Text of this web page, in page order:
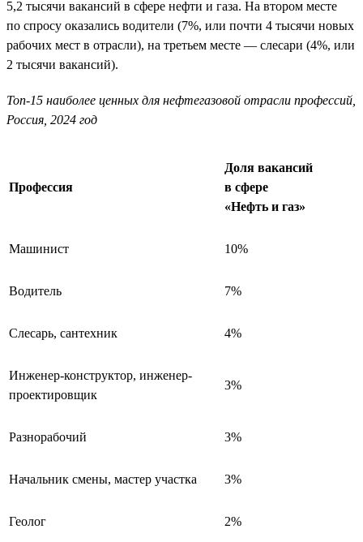
5,2 тысячи вакансий в сфере нефти и газа. На втором месте
по спросу оказались водители (7%, или почти 4 тысячи новых
рабочих мест в отрасли), на третьем месте — слесари (4%, или
2 тысячи вакансий).
Топ-15 наиболее ценных для нефтегазовой отрасли профессий,
Россия, 2024 год
Профессия
Доля вакансий
в сфере
«Нефть и газ»
Машинист 10%
Водитель 7%
Слесарь, сантехник 4%
Инженер-конструктор, инженер-
проектировщик
3%
Разнорабочий 3%
Начальник смены, мастер участка 3%
Геолог 2%